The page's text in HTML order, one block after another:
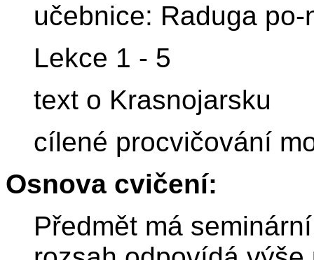
učebnice: Raduga po-
Lekce 1 - 5
text o Krasnojarsku
cílené procvičování
Osnova cvičení:
Předmět má